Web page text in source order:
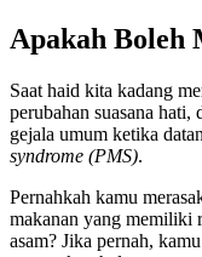
Apakah Boleh
Saat haid kita kadang
perubahan suasana
gejala umum ketika
syndrome (PMS).
Pernahkah kamu
makanan yang memiliki
asam? Jika pernah,